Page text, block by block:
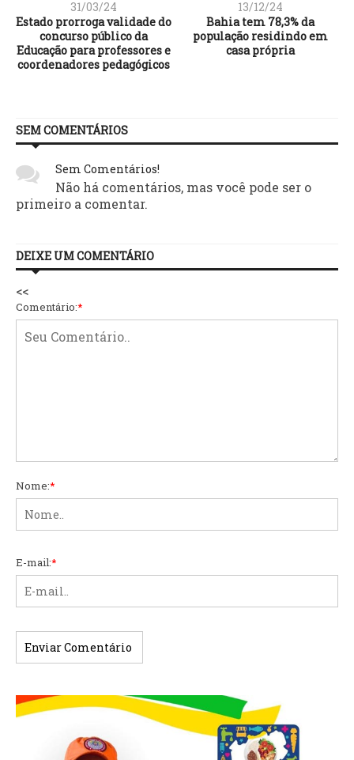
31/03/24
Estado prorroga validade do
concurso público da
Educação para professores e
coordenadores pedagógicos
13/12/24
Bahia tem 78,3% da
população residindo em
casa própria
SEM COMENTÁRIOS
Sem Comentários!
Não há comentários, mas você pode ser o
primeiro a comentar.
DEIXE UM COMENTÁRIO
<<
Comentário:*
Nome:*
E-mail:*